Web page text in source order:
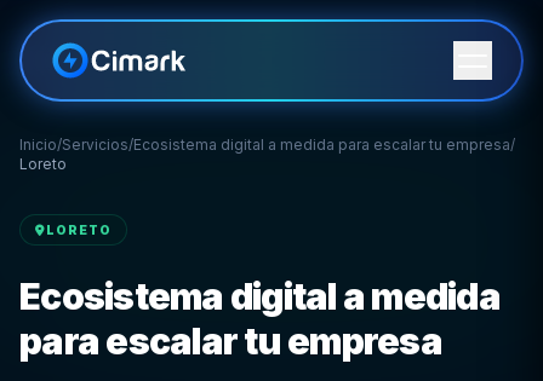
Inicio/Servicios/Ecosistema digital a medida para escalar tu empresa/
Loreto
LORETO
Ecosistema digital a medida
para escalar tu empresa